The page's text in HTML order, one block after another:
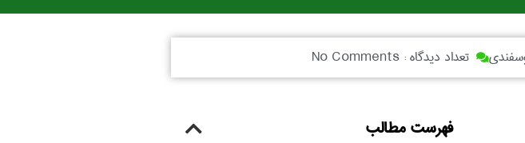
تعداد دیدگاه : No Comments
فهرست مطالب